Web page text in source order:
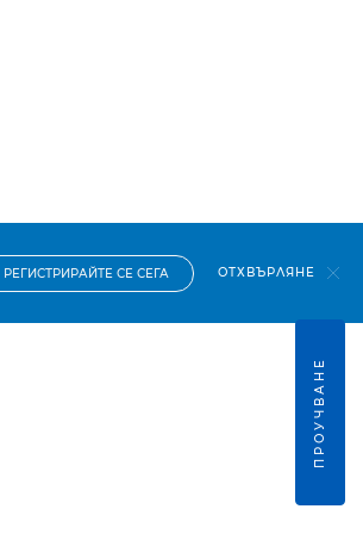
РЕГИСТРИРАЙТЕ СЕ СЕГА ОТХВЪРЛЯНЕ
ПРОУЧВАНЕ